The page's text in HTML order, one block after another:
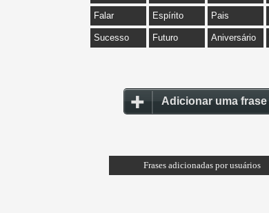
Falar Espírito Pais
Sucesso Futuro Aniversário
Adicionar uma frase
Frases adicionadas por usuários